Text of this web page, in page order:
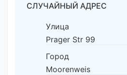
СЛУЧАЙНЫЙ АДРЕС
Улица
Prager Str 99
Город
Moorenweis